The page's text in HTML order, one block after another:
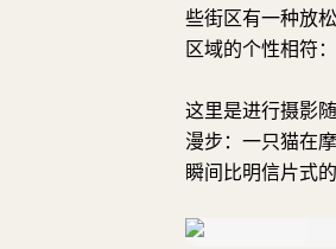
些街区有一种放
区域的个性相符
这里是进行摄影
漫步：一只猫在
瞬间比明信片式